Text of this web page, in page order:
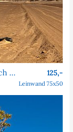
Wohin eilst du, wenn der Horizont sich nie nähert? 125,-
Leinwand 75x50